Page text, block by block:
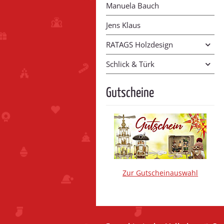
Manuela Bauch
Jens Klaus
RATAGS Holzdesign
Schlick & Türk
Gutscheine
Zur Gutscheinauswahl